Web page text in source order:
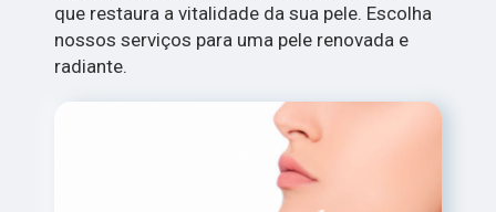
que restaura a vitalidade da sua pele. Escolha
nossos serviços para uma pele renovada e
radiante.